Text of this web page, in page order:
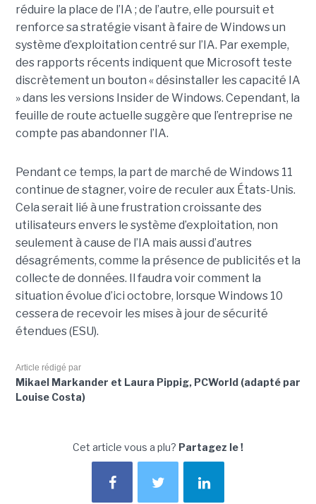
réduire la place de l’IA ; de l’autre, elle poursuit et
renforce sa stratégie visant à faire de Windows un
système d’exploitation centré sur l’IA. Par exemple,
des rapports récents indiquent que Microsoft teste
discrètement un bouton « désinstaller les capacité IA
» dans les versions Insider de Windows. Cependant, la
feuille de route actuelle suggère que l’entreprise ne
compte pas abandonner l’IA.
Pendant ce temps, la part de marché de Windows 11
continue de stagner, voire de reculer aux États-Unis.
Cela serait lié à une frustration croissante des
utilisateurs envers le système d’exploitation, non
seulement à cause de l’IA mais aussi d’autres
désagréments, comme la présence de publicités et la
collecte de données. Il faudra voir comment la
situation évolue d’ici octobre, lorsque Windows 10
cessera de recevoir les mises à jour de sécurité
étendues (ESU).
Article rédigé par
Mikael Markander et Laura Pippig, PCWorld (adapté par
Louise Costa)
Cet article vous a plu? Partagez le !